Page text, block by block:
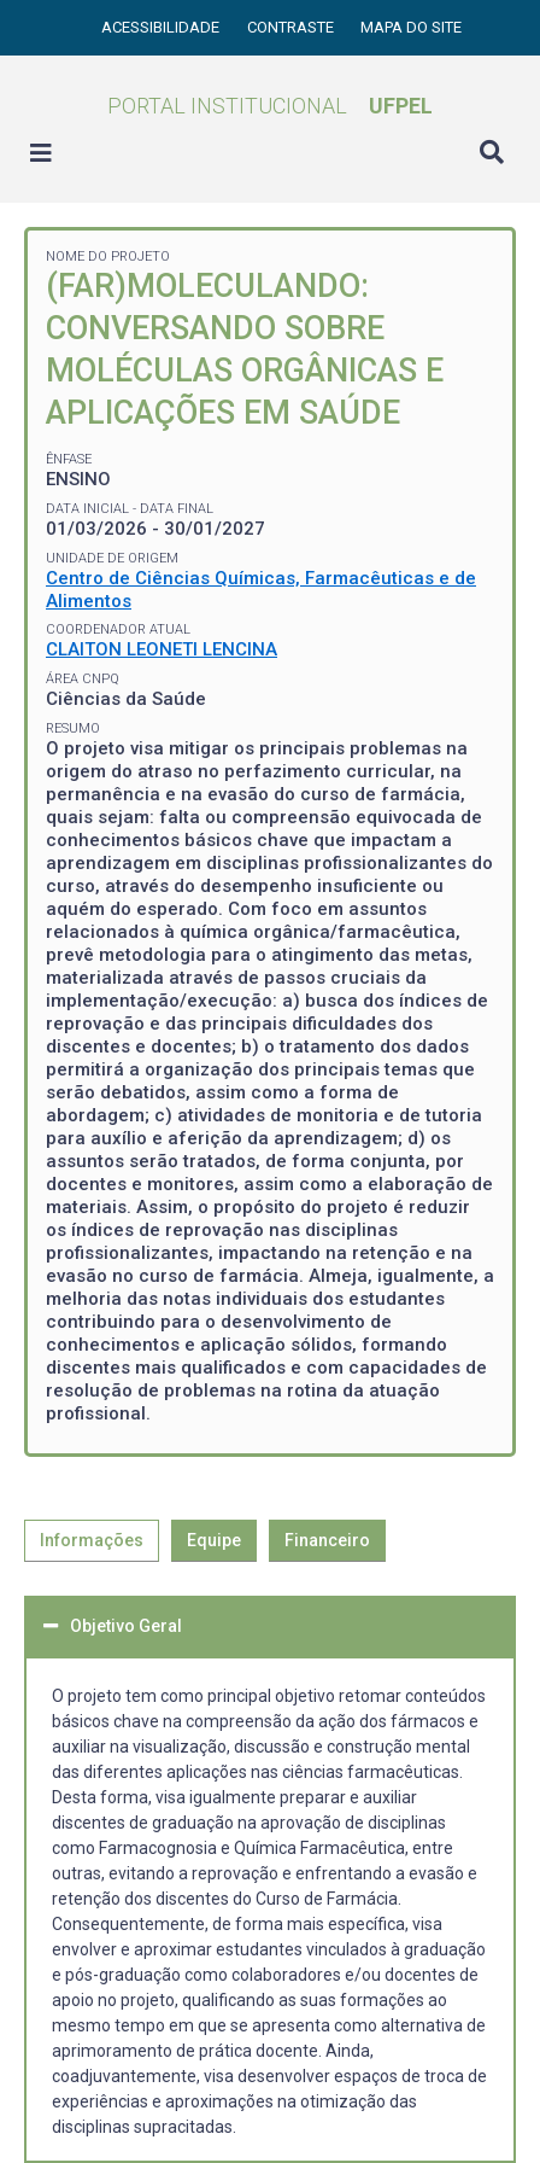
ACESSIBILIDADE CONTRASTE MAPA DO SITE
PORTAL INSTITUCIONAL UFPEL
NOME DO PROJETO
(FAR)MOLECULANDO:
CONVERSANDO SOBRE
MOLÉCULAS ORGÂNICAS E
APLICAÇÕES EM SAÚDE
ÊNFASE
ENSINO
DATA INICIAL - DATA FINAL
01/03/2026 - 30/01/2027
UNIDADE DE ORIGEM
Centro de Ciências Químicas, Farmacêuticas e de
Alimentos
COORDENADOR ATUAL
CLAITON LEONETI LENCINA
ÁREA CNPQ
Ciências da Saúde
RESUMO
O projeto visa mitigar os principais problemas na
origem do atraso no perfazimento curricular, na
permanência e na evasão do curso de farmácia,
quais sejam: falta ou compreensão equivocada de
conhecimentos básicos chave que impactam a
aprendizagem em disciplinas profissionalizantes do
curso, através do desempenho insuficiente ou
aquém do esperado. Com foco em assuntos
relacionados à química orgânica/farmacêutica,
prevê metodologia para o atingimento das metas,
materializada através de passos cruciais da
implementação/execução: a) busca dos índices de
reprovação e das principais dificuldades dos
discentes e docentes; b) o tratamento dos dados
permitirá a organização dos principais temas que
serão debatidos, assim como a forma de
abordagem; c) atividades de monitoria e de tutoria
para auxílio e aferição da aprendizagem; d) os
assuntos serão tratados, de forma conjunta, por
docentes e monitores, assim como a elaboração de
materiais. Assim, o propósito do projeto é reduzir
os índices de reprovação nas disciplinas
profissionalizantes, impactando na retenção e na
evasão no curso de farmácia. Almeja, igualmente, a
melhoria das notas individuais dos estudantes
contribuindo para o desenvolvimento de
conhecimentos e aplicação sólidos, formando
discentes mais qualificados e com capacidades de
resolução de problemas na rotina da atuação
profissional.
Informações Equipe Financeiro
Objetivo Geral
O projeto tem como principal objetivo retomar conteúdos
básicos chave na compreensão da ação dos fármacos e
auxiliar na visualização, discussão e construção mental
das diferentes aplicações nas ciências farmacêuticas.
Desta forma, visa igualmente preparar e auxiliar
discentes de graduação na aprovação de disciplinas
como Farmacognosia e Química Farmacêutica, entre
outras, evitando a reprovação e enfrentando a evasão e
retenção dos discentes do Curso de Farmácia.
Consequentemente, de forma mais específica, visa
envolver e aproximar estudantes vinculados à graduação
e pós-graduação como colaboradores e/ou docentes de
apoio no projeto, qualificando as suas formações ao
mesmo tempo em que se apresenta como alternativa de
aprimoramento de prática docente. Ainda,
coadjuvantemente, visa desenvolver espaços de troca de
experiências e aproximações na otimização das
disciplinas supracitadas.